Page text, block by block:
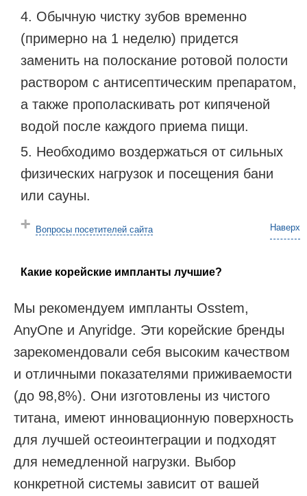
Обычную чистку зубов временно
(примерно на 1 неделю) придется
заменить на полоскание ротовой полости
раствором с антисептическим препаратом,
а также прополаскивать рот кипяченой
водой после каждого приема пищи.
Необходимо воздержаться от сильных
физических нагрузок и посещения бани
или сауны.
Наверх
Вопросы посетителей сайта
Какие корейские импланты лучшие?
Мы рекомендуем импланты Osstem,
AnyOne и Anyridge. Эти корейские бренды
зарекомендовали себя высоким качеством
и отличными показателями приживаемости
(до 98,8%). Они изготовлены из чистого
титана, имеют инновационную поверхность
для лучшей остеоинтеграции и подходят
для немедленной нагрузки. Выбор
конкретной системы зависит от вашей